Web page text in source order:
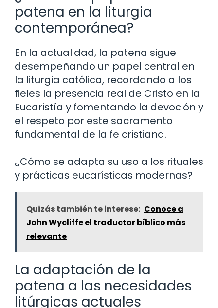
patena en la liturgia
contemporánea?
En la actualidad, la patena sigue
desempeñando un papel central en
la liturgia católica, recordando a los
fieles la presencia real de Cristo en la
Eucaristía y fomentando la devoción y
el respeto por este sacramento
fundamental de la fe cristiana.
¿Cómo se adapta su uso a los rituales
y prácticas eucarísticas modernas?
Quizás también te interese: Conoce a
John Wycliffe el traductor bíblico más
relevante
La adaptación de la
patena a las necesidades
litúrgicas actuales